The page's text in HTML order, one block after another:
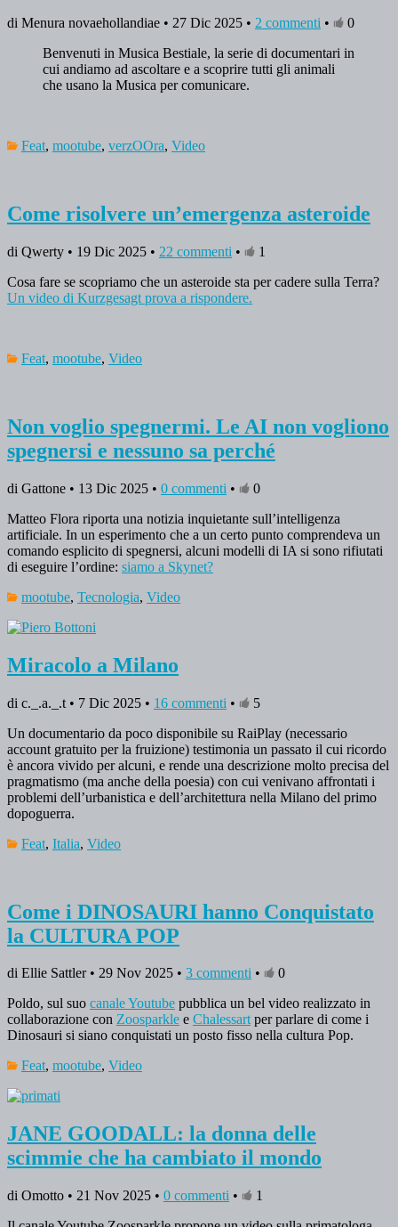
di Menura novaehollandiae • 27 Dic 2025 • 2 commenti •
0
Benvenuti in Musica Bestiale, la serie di documentari in
cui andiamo ad ascoltare e a scoprire tutti gli animali
che usano la Musica per comunicare.
Feat, mootube, verzOOra, Video
Come risolvere un’emergenza asteroide
di Qwerty • 19 Dic 2025 • 22 commenti •
1
Cosa fare se scopriamo che un asteroide sta per cadere sulla Terra?
Un video di Kurzgesagt prova a rispondere.
Feat, mootube, Video
Non voglio spegnermi. Le AI non vogliono
spegnersi e nessuno sa perché
di Gattone • 13 Dic 2025 • 0 commenti •
0
Matteo Flora riporta una notizia inquietante sull’intelligenza
artificiale. In un esperimento che a un certo punto comprendeva un
comando esplicito di spegnersi, alcuni modelli di IA si sono rifiutati
di eseguire l’ordine: siamo a Skynet?
mootube, Tecnologia, Video
Miracolo a Milano
di c._.a._.t • 7 Dic 2025 • 16 commenti •
5
Un documentario da poco disponibile su RaiPlay (necessario
account gratuito per la fruizione) testimonia un passato il cui ricordo
è ancora vivido per alcuni, e rende una descrizione molto precisa del
pragmatismo (ma anche della poesia) con cui venivano affrontati i
problemi dell’urbanistica e dell’architettura nella Milano del primo
dopoguerra.
Feat, Italia, Video
Come i DINOSAURI hanno Conquistato
la CULTURA POP
di Ellie Sattler • 29 Nov 2025 • 3 commenti •
0
Poldo, sul suo canale Youtube pubblica un bel video realizzato in
collaborazione con Zoosparkle e Chalessartper parlare di come i
Dinosauri si siano conquistati un posto fisso nella cultura Pop.
Feat, mootube, Video
JANE GOODALL: la donna delle
scimmie che ha cambiato il mondo
di Omotto • 21 Nov 2025 • 0 commenti •
1